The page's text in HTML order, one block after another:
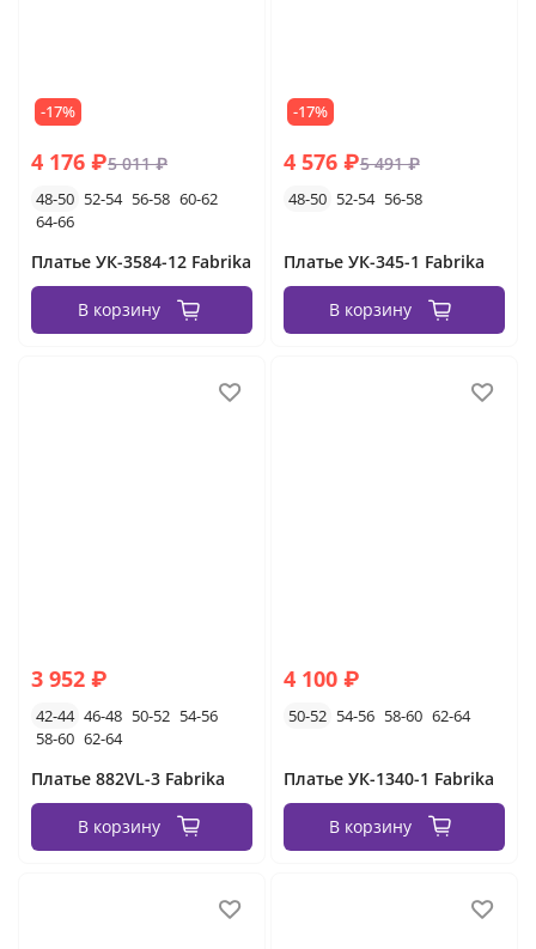
-17%
4 176 ₽5 011 ₽
48-50 52-54 56-58 60-62
64-66
Платье УК-3584-12 Fabrika
В корзину
-17%
4 576 ₽5 491 ₽
48-50 52-54 56-58
Платье УК-345-1 Fabrika
В корзину
3 952 ₽
42-44 46-48 50-52 54-56
58-60 62-64
Платье 882VL-3 Fabrika
В корзину
4 100 ₽
50-52 54-56 58-60 62-64
Платье УК-1340-1 Fabrika
В корзину